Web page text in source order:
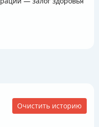
Очистить историю